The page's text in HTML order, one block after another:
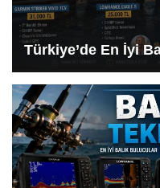
Türkiye’de En İyi